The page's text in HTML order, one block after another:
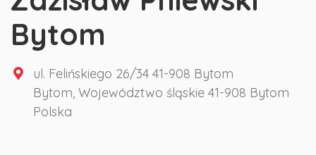
Bytom
ul. Felińskiego 26/34 41-908 Bytom
Bytom, Województwo śląskie 41-908 Bytom
Polska